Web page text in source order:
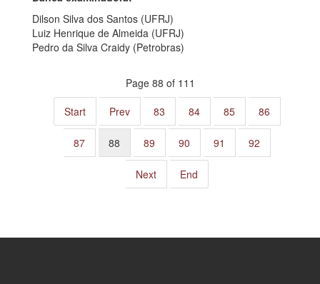
Dilson Silva dos Santos (UFRJ)
Luiz Henrique de Almeida (UFRJ)
Pedro da Silva Craidy (Petrobras)
Page 88 of 111
Start
Prev 83 84 85 86
87 88 89 90 91 92
Next End